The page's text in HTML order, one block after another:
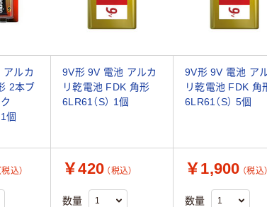
アルカ
2本ブ
個
9V形 9V 電池 アルカ
リ乾電池 FDK 角形
6LR61（S） 1個
9V形 9V 電池 ア
リ乾電池 FDK 角
6LR61（S） 5個
税込） ￥420 （税込）
数量
￥1,900 （税込）
数量